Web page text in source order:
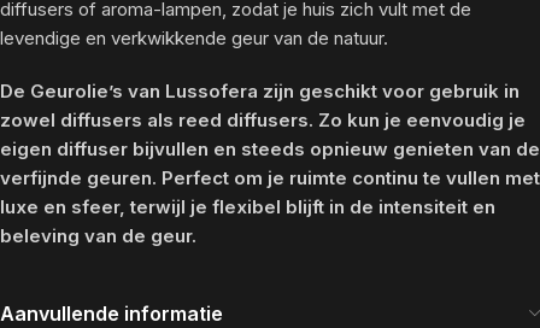
diffusers of aroma-lampen, zodat je huis zich vult met de
levendige en verkwikkende geur van de natuur.
De Geurolie’s van Lussofera zijn geschikt voor gebruik in
zowel diffusers als reed diffusers. Zo kun je eenvoudig je
eigen diffuser bijvullen en steeds opnieuw genieten van de
verfijnde geuren. Perfect om je ruimte continu te vullen met
luxe en sfeer, terwijl je flexibel blijft in de intensiteit en
beleving van de geur.
Aanvullende informatie